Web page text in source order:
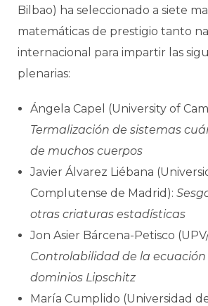
Bilbao) ha seleccionado a siete
matemáticas de prestigio tanto
internacional para impartir las
plenarias:
Ángela Capel (University of
Termalización de sistemas
de muchos cuerpos
Javier Álvarez Liébana
Complutense de Madrid):
otras criaturas estadísticas
Jon Asier Bárcena-Petisco
Controlabilidad de la ecuación
dominios Lipschitz
María Cumplido (Universidad